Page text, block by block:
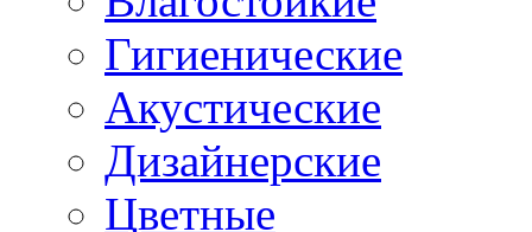
Гигиенические
Акустические
Дизайнерские
Цветные